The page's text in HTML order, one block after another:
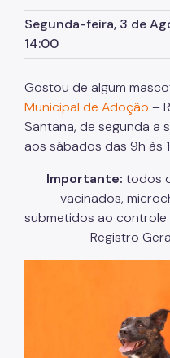
Assessoria de
Assessoria Parlamentar
Atenção Básica
Atenção Especializada
Atenção Hospitalar
Atenção Integral às
Acumulação
Biblioteca de Saúde
Cadastro Nacional de
Conselho Municipal de
Coordenadoria de
Segunda-feira, 3 de
14:00
Gostou de algum
Municipal de Adoção –
Santana, de segunda a
aos sábados das 9h às
Importante: todos
vacinados,
submetidos ao
Registro